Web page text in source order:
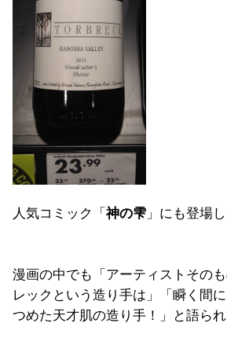
人気コミック「神の雫 」にも登場
漫画の中でも「アーティストその
レックという造り手は」「瞬く間
つめた天才肌の造り手！」と語られ